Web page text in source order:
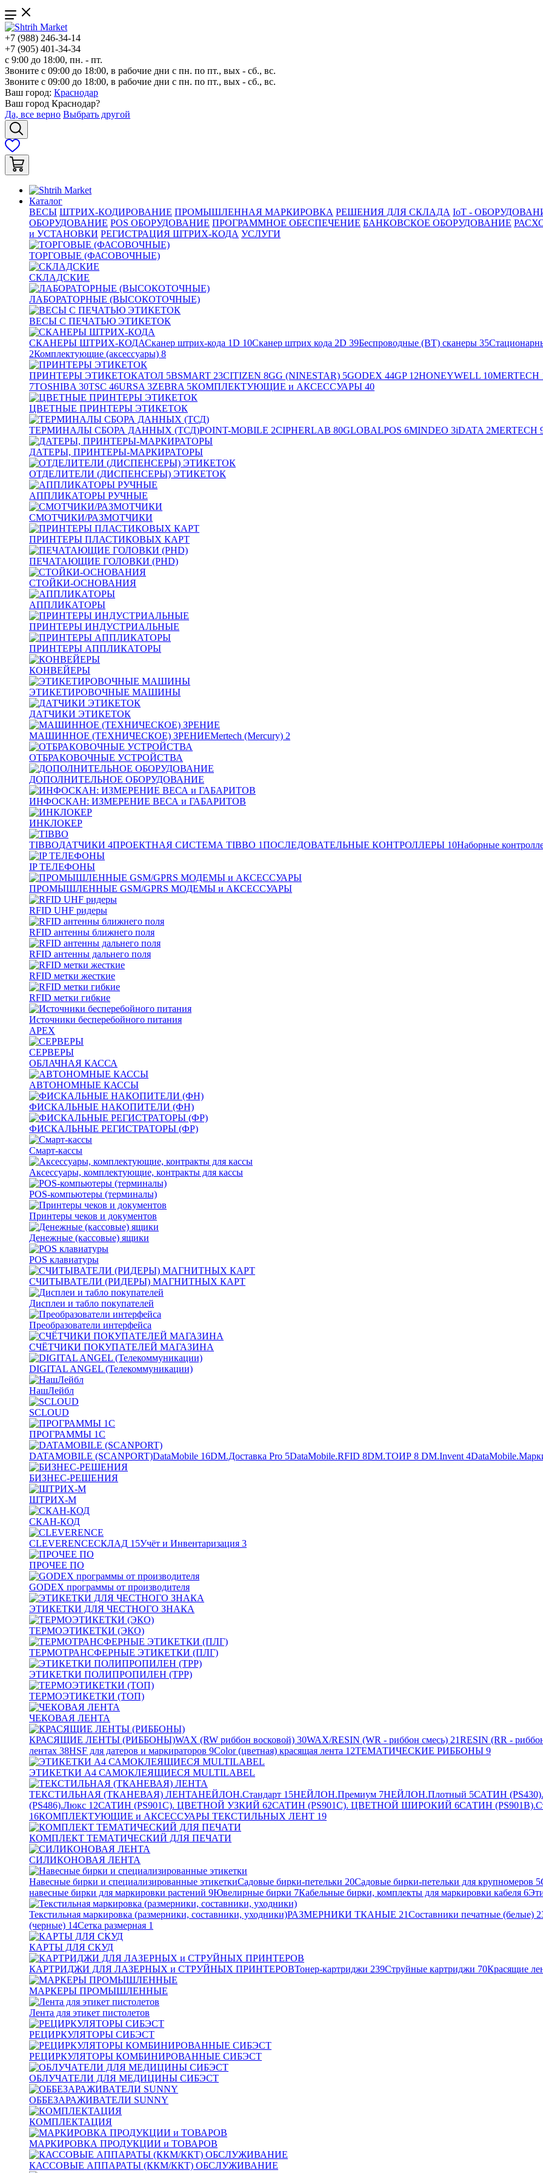
+7 (988) 246-34-14
+7 (905) 401-34-34
с 9:00 до 18:00, пн. - пт.
Звоните с 09:00 до 18:00, в рабочие дни с пн. по пт., вых - сб., вс.
Звоните с 09:00 до 18:00, в рабочие дни с пн. по пт., вых - сб., вс.
Ваш город: Краснодар
Ваш город Краснодар?
Да, все верно Выбрать другой
Каталог
ВЕСЫ ШТРИХ-КОДИРОВАНИЕ ПРОМЫШЛЕННАЯ МАРКИРОВКА РЕШЕНИЯ ДЛЯ СКЛАДА IoT -
ОБОРУДОВАНИЕ POS ОБОРУДОВАНИЕ ПРОГРАММНОЕ ОБЕСПЕЧЕНИЕ БАНКОВСКОЕ ОБОРУДОВАНИЕ
и УСТАНОВКИ РЕГИСТРАЦИЯ ШТРИХ-КОДА УСЛУГИ
ТОРГОВЫЕ (ФАСОВОЧНЫЕ)
СКЛАДСКИЕ
ЛАБОРАТОРНЫЕ (ВЫСОКОТОЧНЫЕ)
ВЕСЫ С ПЕЧАТЬЮ ЭТИКЕТОК
СКАНЕРЫ ШТРИХ-КОДАСканер штрих-кода 1D 10Сканер штрих кода 2D 39Беспроводные (BT) сканеры 35
2Комплектующие (аксессуары) 8
ПРИНТЕРЫ ЭТИКЕТОКАТОЛ 5BSMART 23CITIZEN 8GG (NINESTAR) 5GODEX 44GP12HONEYWELL 10MERTECH
7TOSHIBA 30TSC 46URSA 3ZEBRA 5КОМПЛЕКТУЮЩИЕ и АКСЕССУАРЫ 40
ЦВЕТНЫЕ ПРИНТЕРЫ ЭТИКЕТОК
ТЕРМИНАЛЫ СБОРА ДАННЫХ (ТСД)POINT-MOBILE 2CIPHERLAB 80GLOBALPOS 6MINDEO 3iDATA 2MERTECH
ДАТЕРЫ, ПРИНТЕРЫ-МАРКИРАТОРЫ
ОТДЕЛИТЕЛИ (ДИСПЕНСЕРЫ) ЭТИКЕТОК
АППЛИКАТОРЫ РУЧНЫЕ
СМОТЧИКИ/РАЗМОТЧИКИ
ПРИНТЕРЫ ПЛАСТИКОВЫХ КАРТ
ПЕЧАТАЮЩИЕ ГОЛОВКИ (PHD)
СТОЙКИ-ОСНОВАНИЯ
АППЛИКАТОРЫ
ПРИНТЕРЫ ИНДУСТРИАЛЬНЫЕ
ПРИНТЕРЫ АППЛИКАТОРЫ
КОНВЕЙЕРЫ
ЭТИКЕТИРОВОЧНЫЕ МАШИНЫ
ДАТЧИКИ ЭТИКЕТОК
МАШИННОЕ (ТЕХНИЧЕСКОЕ) ЗРЕНИЕMertech (Mercury) 2
ОТБРАКОВОЧНЫЕ УСТРОЙСТВА
ДОПОЛНИТЕЛЬНОЕ ОБОРУДОВАНИЕ
ИНФОСКАН: ИЗМЕРЕНИЕ ВЕСА и ГАБАРИТОВ
ИНКЛОКЕР
TIBBOДАТЧИКИ 4ПРОЕКТНАЯ СИСТЕМА TIBBO 1ПОСЛЕДОВАТЕЛЬНЫЕ КОНТРОЛЛЕРЫ 10Наборные
IP ТЕЛЕФОНЫ
ПРОМЫШЛЕННЫЕ GSM/GPRS МОДЕМЫ и АКСЕССУАРЫ
RFID UHF ридеры
RFID антенны ближнего поля
RFID антенны дальнего поля
RFID метки жесткие
RFID метки гибкие
Источники бесперебойного питания
APEX
СЕРВЕРЫ
ОБЛАЧНАЯ КАССА
АВТОНОМНЫЕ КАССЫ
ФИСКАЛЬНЫЕ НАКОПИТЕЛИ (ФН)
ФИСКАЛЬНЫЕ РЕГИСТРАТОРЫ (ФР)
Смарт-кассы
Аксессуары, комплектующие, контракты для кассы
POS-компьютеры (терминалы)
Принтеры чеков и документов
Денежные (кассовые) ящики
POS клавиатуры
СЧИТЫВАТЕЛИ (РИДЕРЫ) МАГНИТНЫХ КАРТ
Дисплеи и табло покупателей
Преобразователи интерфейса
СЧЁТЧИКИ ПОКУПАТЕЛЕЙ МАГАЗИНА
DIGITAL ANGEL (Телекоммуникации)
НашЛейбл
SCLOUD
ПРОГРАММЫ 1С
DATAMOBILE (SCANPORT)DataMobile 16DM.Доставка Pro 5DataMobile.RFID 8DM.ТОИР 8 DM.Invent 4
БИЗНЕС-РЕШЕНИЯ
ШТРИХ-М
СКАН-КОД
CLEVERENCEСКЛАД 15Учёт и Инвентаризация 3
ПРОЧЕЕ ПО
GODEX программы от производителя
ЭТИКЕТКИ ДЛЯ ЧЕСТНОГО ЗНАКА
ТЕРМОЭТИКЕТКИ (ЭКО)
ТЕРМОТРАНСФЕРНЫЕ ЭТИКЕТКИ (ПЛГ)
ЭТИКЕТКИ ПОЛИПРОПИЛЕН (TPP)
ТЕРМОЭТИКЕТКИ (ТОП)
ЧЕКОВАЯ ЛЕНТА
КРАСЯЩИЕ ЛЕНТЫ (РИББОНЫ)WAX (RW риббон восковой) 30WAX/RESIN (WR - риббон смесь) 21RESIN (RR -
лентах 38HSF для датеров и маркираторов 9Color (цветная) красящая лента 12ТЕМАТИЧЕСКИЕ РИББОНЫ 9
ЭТИКЕТКИ А4 САМОКЛЕЯЩИЕСЯ MULTILABEL
ТЕКСТИЛЬНАЯ (ТКАНЕВАЯ) ЛЕНТАНЕЙЛОН.Стандарт 15НЕЙЛОН.Премиум 7НЕЙЛОН.Плотный 5САТИН
(PS486).Люкс 12САТИН (PS901C). ЦВЕТНОЙ УЗКИЙ 62САТИН (PS901C). ЦВЕТНОЙ ШИРОКИЙ 6САТИН
16КОМПЛЕКТУЮЩИЕ и АКСЕССУАРЫ ТЕКСТИЛЬНЫХ ЛЕНТ 19
КОМПЛЕКТ ТЕМАТИЧЕСКИЙ ДЛЯ ПЕЧАТИ
СИЛИКОНОВАЯ ЛЕНТА
Навесные бирки и специализированные этикеткиСадовые бирки-петельки 20Садовые бирки-петельки для крупномеров 5
навесные бирки для маркировки растений 9Ювелирные бирки 7Кабельные бирки, комплекты для маркировки кабеля 6
Текстильная маркировка (размерники, составники, уходники)РАЗМЕРНИКИ ТКАНЫЕ 21Составники печатные (белые)
(черные) 14Сетка размерная 1
КАРТЫ ДЛЯ СКУД
КАРТРИДЖИ ДЛЯ ЛАЗЕРНЫХ и СТРУЙНЫХ ПРИНТЕРОВТонер-картриджи 239Струйные картриджи 70Красящие
МАРКЕРЫ ПРОМЫШЛЕННЫЕ
Лента для этикет пистолетов
РЕЦИРКУЛЯТОРЫ СИБЭСТ
РЕЦИРКУЛЯТОРЫ КОМБИНИРОВАННЫЕ СИБЭСТ
ОБЛУЧАТЕЛИ ДЛЯ МЕДИЦИНЫ СИБЭСТ
ОББЕЗАРАЖИВАТЕЛИ SUNNY
КОМПЛЕКТАЦИЯ
МАРКИРОВКА ПРОДУКЦИИ и ТОВАРОВ
КАССОВЫЕ АППАРАТЫ (ККМ/ККТ) ОБСЛУЖИВАНИЕ